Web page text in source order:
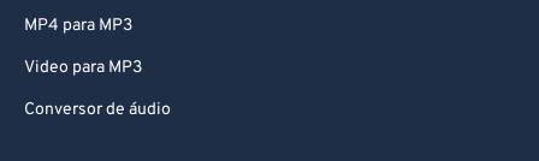
MP4 para MP3
Video para MP3
Conversor de áudio